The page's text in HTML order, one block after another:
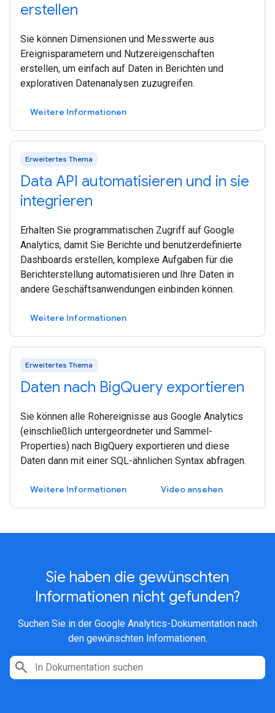
erstellen
Sie können Dimensionen und Messwerte aus
Ereignisparametern und Nutzereigenschaften
erstellen, um einfach auf Daten in Berichten und
explorativen Datenanalysen zuzugreifen.
Weitere Informationen
Erweitertes Thema
Data API automatisieren und in sie
integrieren
Erhalten Sie programmatischen Zugriff auf Google
Analytics, damit Sie Berichte und benutzerdefinierte
Dashboards erstellen, komplexe Aufgaben für die
Berichterstellung automatisieren und Ihre Daten in
andere Geschäftsanwendungen einbinden können.
Weitere Informationen
Erweitertes Thema
Daten nach BigQuery exportieren
Sie können alle Rohereignisse aus Google Analytics
(einschließlich untergeordneter und Sammel-
Properties) nach BigQuery exportieren und diese
Daten dann mit einer SQL-ähnlichen Syntax abfragen.
Weitere Informationen Video ansehen
Sie haben die gewünschten
Informationen nicht gefunden?
Suchen Sie in der Google Analytics-Dokumentation nach
den gewünschten Informationen.